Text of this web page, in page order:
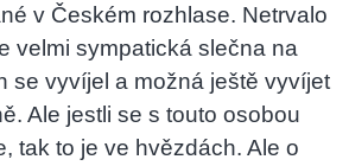
v Českém rozhlase. Netrvalo
velmi sympatická slečna na
se vyvíjel a možná ještě vyvíjet
Ale jestli se s touto osobou
tak to je ve hvězdách. Ale o